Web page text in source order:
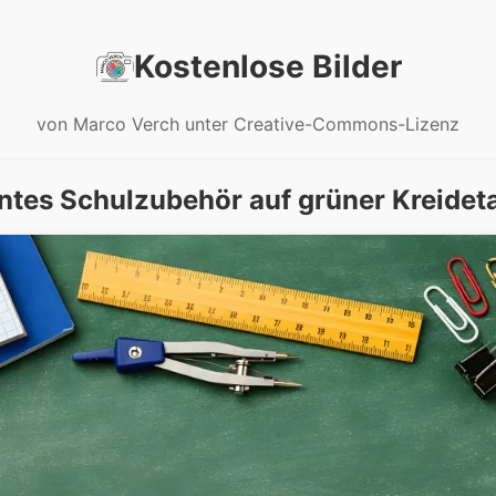
Kostenlose Bilder
von Marco Verch unter Creative-Commons-Lizenz
Schulzubehör auf grüner